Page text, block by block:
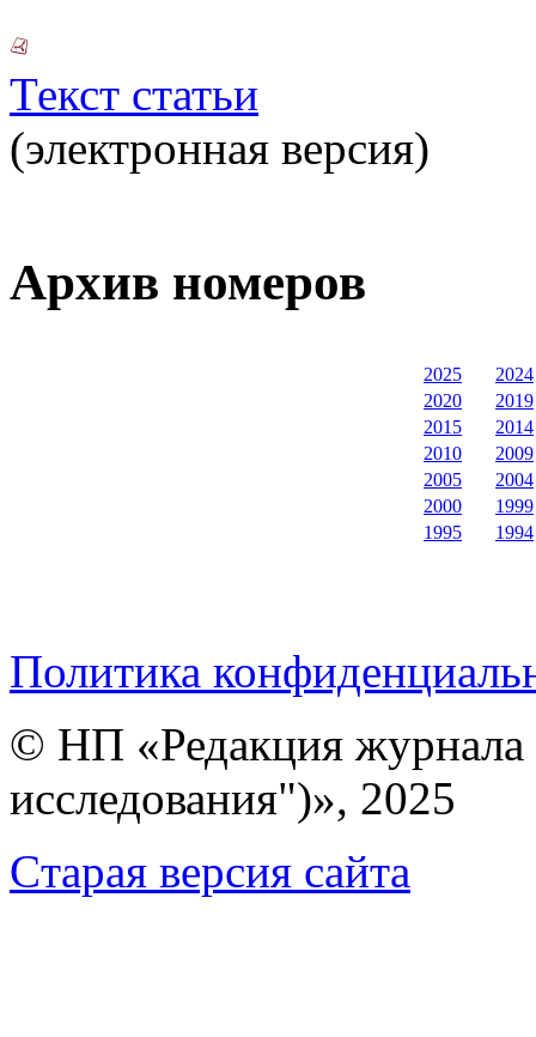
Текст статьи
(электронная версия)
Архив номеров
2025
2024
2020
2019
2015
2014
2010
2009
2005
2004
2000
1999
1995
1994
Политика
© НП «Редакция
исследования")», 2025
Cтарая версия сайта